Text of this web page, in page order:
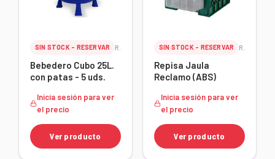
SIN STOCK - RESERVAR
Bebedero Cubo 25L.
con patas - 5 uds.
Inicia sesión para ver
el precio
Ver producto
SIN STOCK - RESERVAR
Repisa Jaula
Reclamo (ABS)
Inicia sesión para ver
el precio
Ver producto